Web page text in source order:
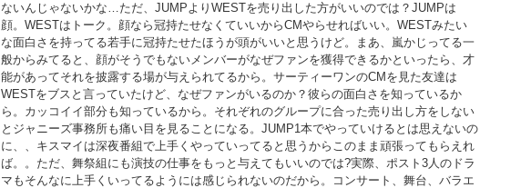
ないんじゃないかな…ただ、JUMPよりWESTを売り出した方がいいのでは？JUMPは
顔。WESTはトーク。顔なら冠持たせなくていいからCMやらせればいい。WESTみたい
な面白さを持ってる若手に冠持たせたほうが頭がいいと思うけど。まあ、嵐かじってる一
般からみてると、顔がそうでもないメンバーがなぜファンを獲得できるかといったら、才
能があってそれを披露する場が与えられてるから。サーティーワンのCMを見た友達は
WESTをブスと言っていたけど、なぜファンがいるのか？彼らの面白さを知っているか
ら。カッコイイ部分も知っているから。それぞれのグループに合った売り出し方をしない
とジャニーズ事務所も痛い目を見ることになる。JUMP1本でやっていけるとは思えないの
に、、キスマイは深夜番組で上手くやっていってると思うからこのまま頑張ってもらえれ
ば。。ただ、舞祭組にも演技の仕事をもっと与えてもいいのでは?実際、ポスト3人のドラ
マもそんなに上手くいってるようには感じられないのだから。コンサート、舞台、バラエ